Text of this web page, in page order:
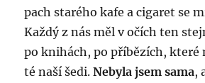
pach starého kafe a cigaret se
Každý z nás měl v očích ten
po knihách, po příbězích, které
té naší šedi.Nebyla jsem sama,